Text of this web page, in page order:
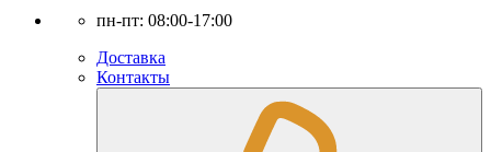
пн-пт: 08:00-17:00
Доставка
Контакты